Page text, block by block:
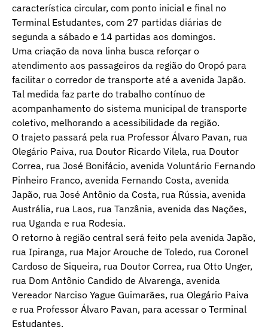
característica circular, com ponto inicial e final no
Terminal Estudantes, com 27 partidas diárias de
segunda a sábado e 14 partidas aos domingos.
Uma criação da nova linha busca reforçar o
atendimento aos passageiros da região do Oropó para
facilitar o corredor de transporte até a avenida Japão.
Tal medida faz parte do trabalho contínuo de
acompanhamento do sistema municipal de transporte
coletivo, melhorando a acessibilidade da região.
O trajeto passará pela rua Professor Álvaro Pavan, rua
Olegário Paiva, rua Doutor Ricardo Vilela, rua Doutor
Correa, rua José Bonifácio, avenida Voluntário Fernando
Pinheiro Franco, avenida Fernando Costa, avenida
Japão, rua José Antônio da Costa, rua Rússia, avenida
Austrália, rua Laos, rua Tanzânia, avenida das Nações,
rua Uganda e rua Rodesia.
O retorno à região central será feito pela avenida Japão,
rua Ipiranga, rua Major Arouche de Toledo, rua Coronel
Cardoso de Siqueira, rua Doutor Correa, rua Otto Unger,
rua Dom Antônio Candido de Alvarenga, avenida
Vereador Narciso Yague Guimarães, rua Olegário Paiva
e rua Professor Álvaro Pavan, para acessar o Terminal
Estudantes.